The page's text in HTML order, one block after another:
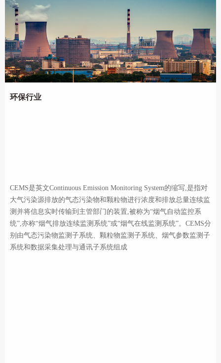
环保行业
CEMS是英文Continuous Emission Monitoring System的缩写,是指对
大气污染源排放的气态污染物和颗粒物进行浓度和排放总量连续监
测并将信息实时传输到主管部门的装置,被称为“烟气自动监控系
统”,亦称“烟气排放连续监测系统”或“烟气在线监测系统”。CEMS分
别由气态污染物监测子系统、颗粒物监测子系统、烟气参数监测子
系统和数据采集处理与通讯子系统组成